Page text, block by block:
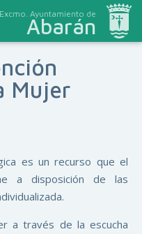
Excmo. Ayuntamiento de
Abarán
Mujer
es un recurso que el
a disposición de las
a través de la escucha